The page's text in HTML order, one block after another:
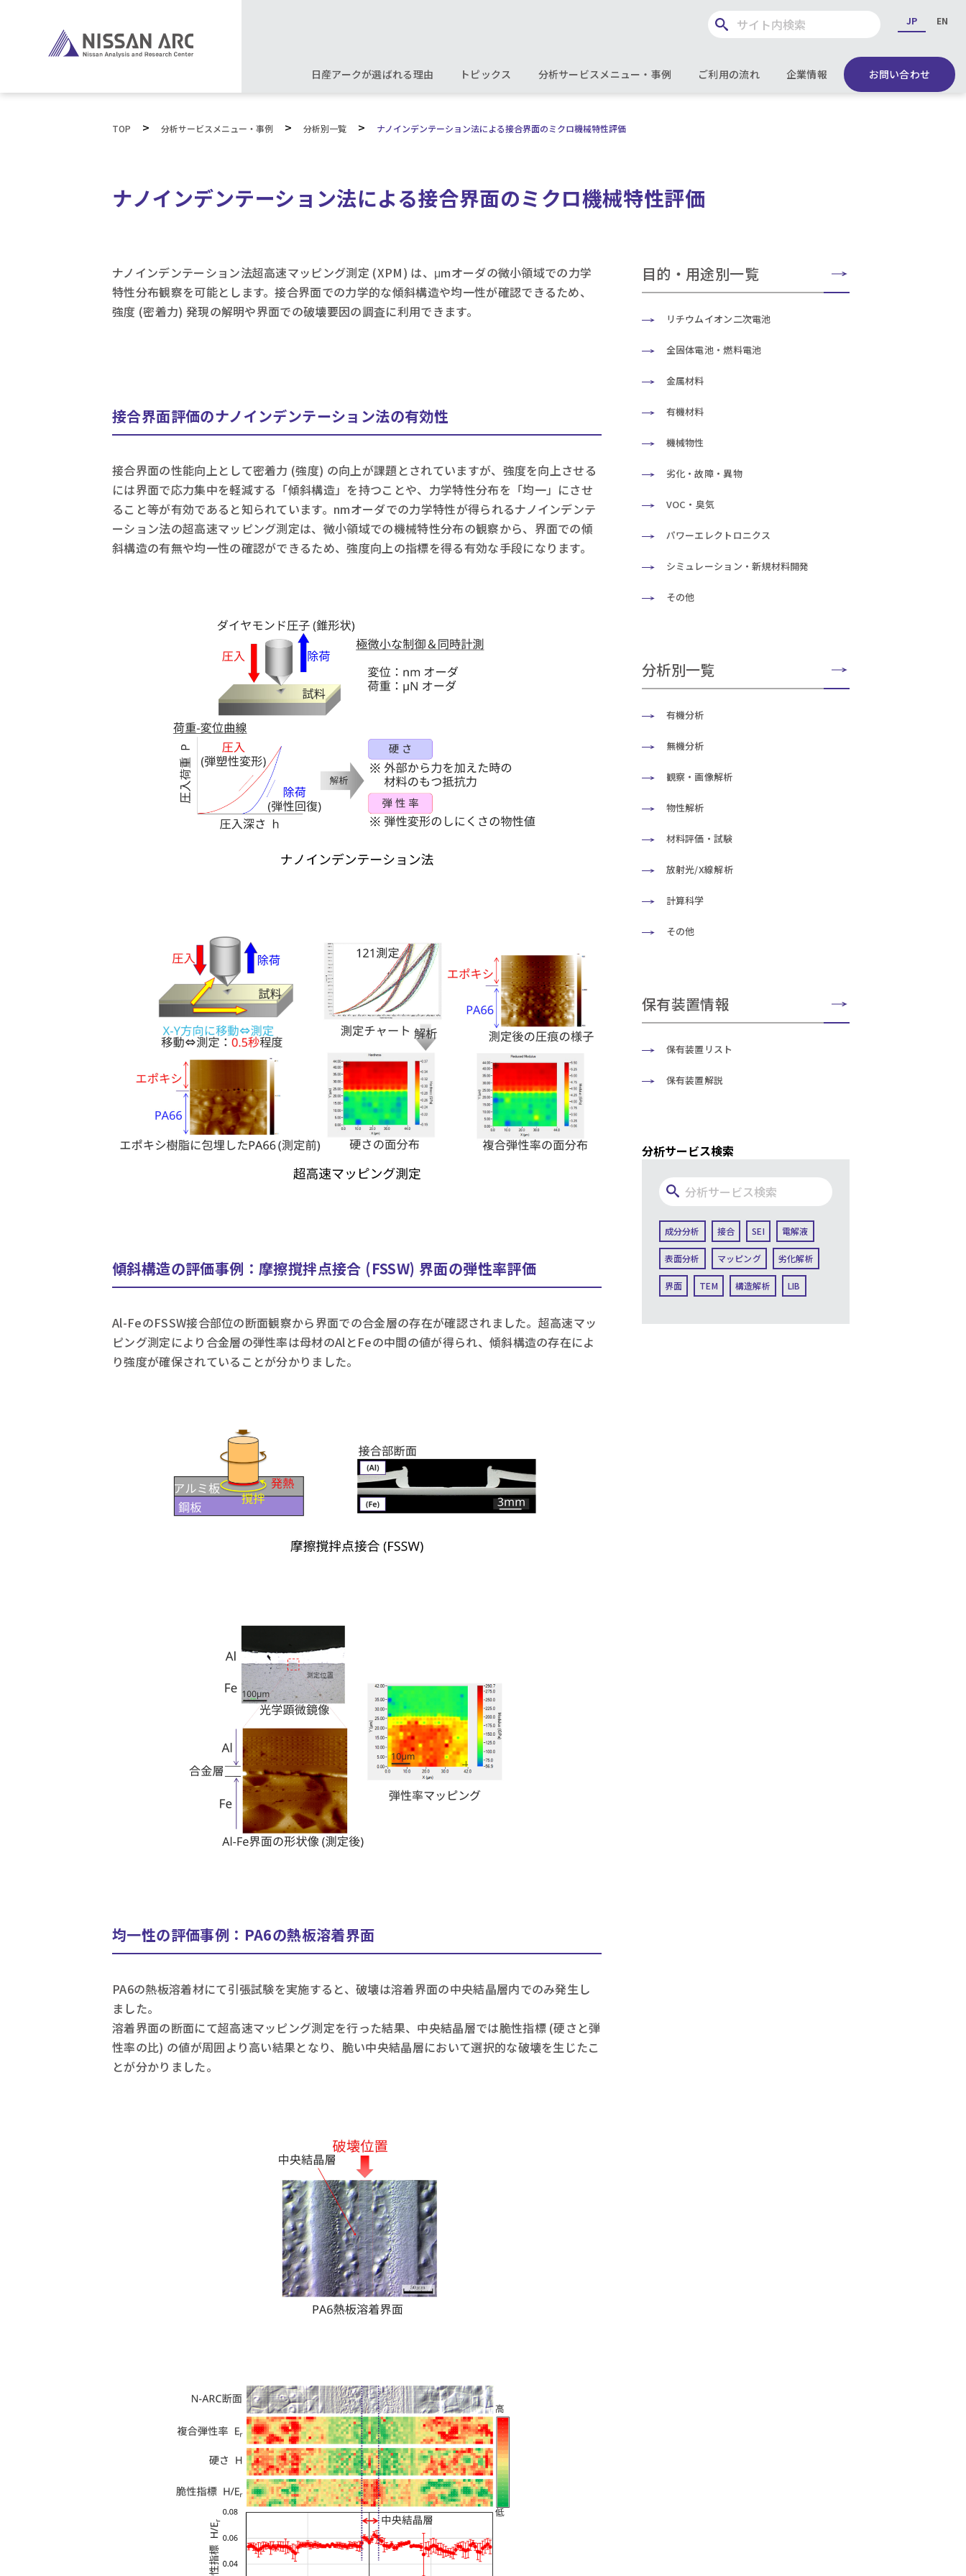
JP EN
日産アークが選ばれる理由 トピックス 分析サービスメニュー・事例 ご利用の流れ 企業情報 お問い合わせ
TOP > 分析サービスメニュー・事例 > 分析別一覧 > ナノインデンテーション法による接合界面のミクロ機械特性評価
ナノインデンテーション法による接合界面のミクロ機械特性評価
ナノインデンテーション法超高速マッピング測定 (XPM) は、μmオーダの微小領域での力学
特性分布観察を可能とします。接合界面での力学的な傾斜構造や均一性が確認できるため、
強度 (密着力) 発現の解明や界面での破壊要因の調査に利用できます。
接合界面評価のナノインデンテーション法の有効性
接合界面の性能向上として密着力 (強度) の向上が課題とされていますが、強度を向上させる
には界面で応力集中を軽減する「傾斜構造」を持つことや、力学特性分布を「均一」にさせ
ること等が有効であると知られています。nmオーダでの力学特性が得られるナノインデンテ
ーション法の超高速マッピング測定は、微小領域での機械特性分布の観察から、界面での傾
斜構造の有無や均一性の確認ができるため、強度向上の指標を得る有効な手段になります。
傾斜構造の評価事例：摩擦撹拌点接合 (FSSW) 界面の弾性率評価
Al-FeのFSSW接合部位の断面観察から界面での合金層の存在が確認されました。超高速マッ
ピング測定により合金層の弾性率は母材のAlとFeの中間の値が得られ、傾斜構造の存在によ
り強度が確保されていることが分かりました。
均一性の評価事例：PA6の熱板溶着界面
PA6の熱板溶着材にて引張試験を実施すると、破壊は溶着界面の中央結晶層内でのみ発生し
ました。
溶着界面の断面にて超高速マッピング測定を行った結果、中央結晶層では脆性指標 (硬さと弾
性率の比) の値が周囲より高い結果となり、脆い中央結晶層において選択的な破壊を生じたこ
とが分かりました。
目的・用途別一覧
リチウムイオン二次電池
全固体電池・燃料電池
金属材料
有機材料
機械物性
劣化・故障・異物
VOC・臭気
パワーエレクトロニクス
シミュレーション・新規材料開発
その他
分析別一覧
有機分析
無機分析
観察・画像解析
物性解析
材料評価・試験
放射光/X線解析
計算科学
その他
保有装置情報
保有装置リスト
保有装置解説
分析サービス検索
成分分析 接合 SEI 電解液
表面分析 マッピング 劣化解析
界面 TEM 構造解析 LIB